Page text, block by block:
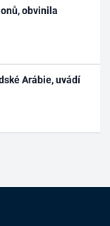
obvinila
Arábie, uvádí